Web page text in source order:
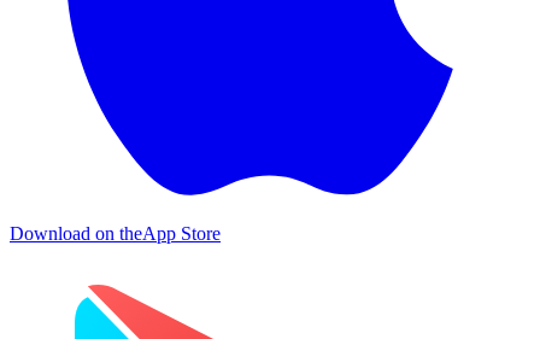
Download on theApp Store